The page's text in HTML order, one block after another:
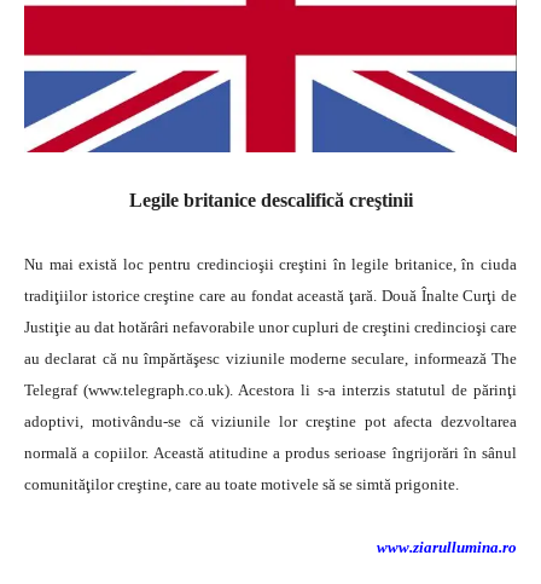
Legile britanice descalifică creştinii
Nu mai există loc pentru credincioşii creştini în legile britanice, în ciuda
tradiţiilor istorice creştine care au fondat această ţară. Două Înalte Curţi de
Justiţie au dat hotărâri nefavorabile unor cupluri de creştini credincioşi care
au declarat că nu împărtăşesc viziunile moderne seculare, informează The
Telegraf (www.telegraph.co.uk).Acestora li s-a interzis statutul de părinţi
adoptivi, motivându-se că viziunile lor creştine pot afecta dezvoltarea
normală a copiilor. Această atitudine a produs serioase îngrijorări în sânul
comunităţilor creştine, care au toate motivele să se simtă prigonite.
www.ziarullumina.ro